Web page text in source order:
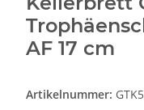
AF 17 cm
Artikelnummer: